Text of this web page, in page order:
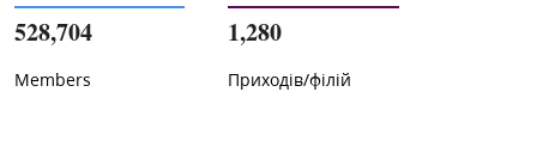
528,704
Members
1,280
Приходів/філій